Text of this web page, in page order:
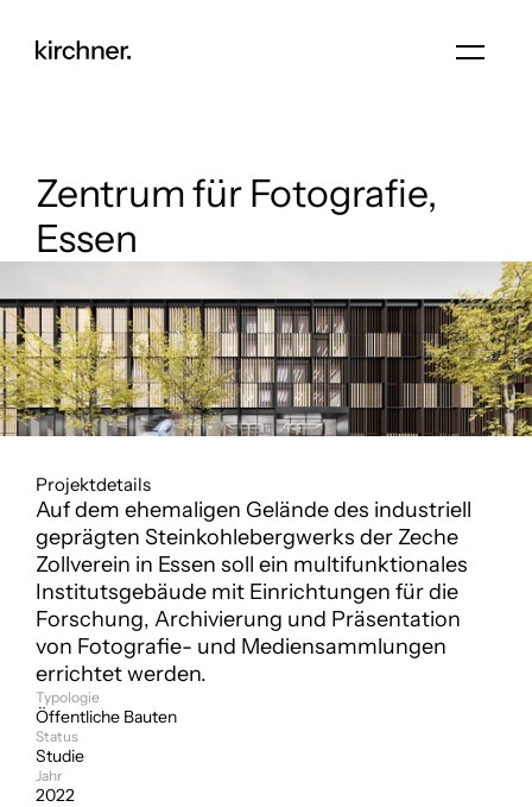
Zentrum für Fotografie,
Essen
Projektdetails
Auf dem ehemaligen Gelände des industriell
geprägten Steinkohlebergwerks der Zeche
Zollverein in Essen soll ein multifunktionales
Institutsgebäude mit Einrichtungen für die
Forschung, Archivierung und Präsentation
von Fotografie- und Mediensammlungen
errichtet werden.
Typologie
Öffentliche Bauten
Status
Studie
Jahr
2022